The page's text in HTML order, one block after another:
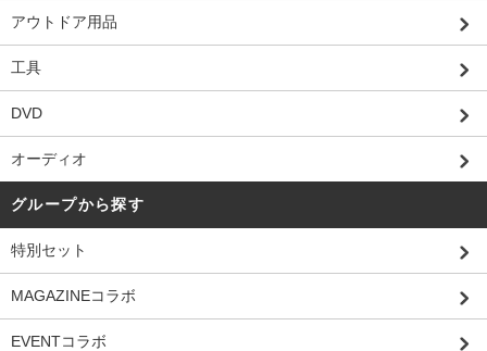
アウトドア用品
工具
DVD
オーディオ
グループから探す
特別セット
MAGAZINEコラボ
EVENTコラボ